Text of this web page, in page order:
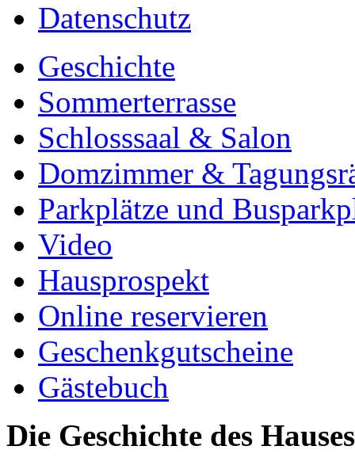
Datenschutz
Geschichte
Sommerterrasse
Schlosssaal & Salon
Domzimmer &
Parkplätze und
Video
Hausprospekt
Online reservieren
Geschenkgutscheine
Gästebuch
Die Geschichte des Hauses